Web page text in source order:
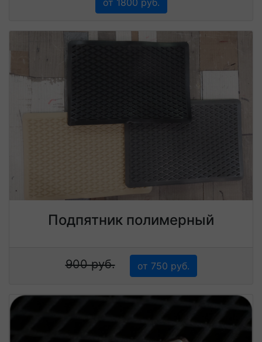
от 1800 руб.
Подпятник полимерный
900 руб. от 750 руб.